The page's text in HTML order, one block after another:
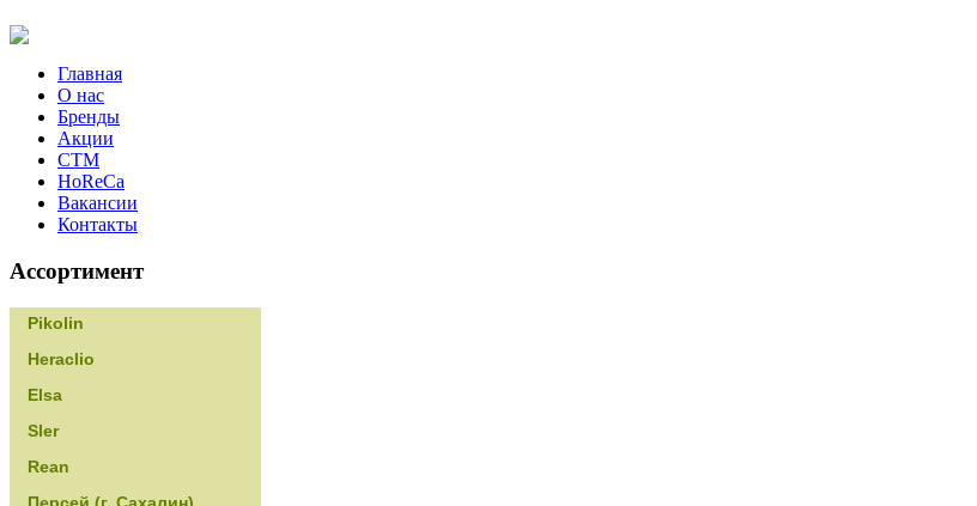
Главная
О нас
Бренды
Акции
CТМ
HoReCa
Вакансии
Контакты
Ассортимент
Pikolin
Heraclio
Elsa
Sler
Rean